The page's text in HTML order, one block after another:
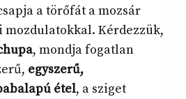
a törőfát a mozsár
Kérdezzük,
, mondja fogatlan
egyszerű,
étel, a sziget